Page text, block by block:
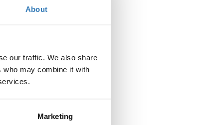
About
our traffic. We also share
who may combine it with
Marketing
Click for larger map